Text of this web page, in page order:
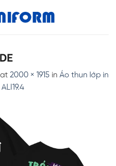
at 2000 × 1915 in Áo thun lớp in